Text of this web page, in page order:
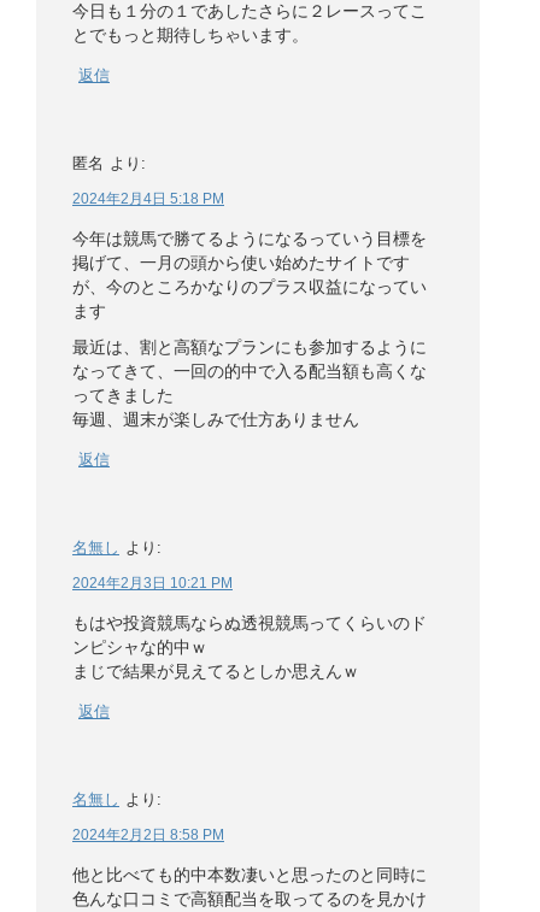
今日も１分の１であしたさらに２レースってこ
とでもっと期待しちゃいます。
返信
匿名 より:
2024年2月4日 5:18 PM
今年は競馬で勝てるようになるっていう目標を
掲げて、一月の頭から使い始めたサイトです
が、今のところかなりのプラス収益になってい
ます
最近は、割と高額なプランにも参加するように
なってきて、一回の的中で入る配当額も高くな
ってきました
毎週、週末が楽しみで仕方ありません
返信
名無し より:
2024年2月3日 10:21 PM
もはや投資競馬ならぬ透視競馬ってくらいのド
ンピシャな的中ｗ
まじで結果が見えてるとしか思えんｗ
返信
名無し より:
2024年2月2日 8:58 PM
他と比べても的中本数凄いと思ったのと同時に
色んな口コミで高額配当を取ってるのを見かけ